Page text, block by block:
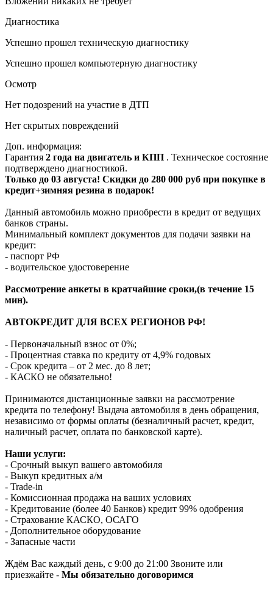
Диагностика
Успешно прошел техническую диагностику
Успешно прошел компьютерную диагностику
Осмотр
Нет подозрений на участие в ДТП
Нет скрытых повреждений
Доп. информация:
Гарантия 2 года на двигатель и КПП . Техническое состояние
подтверждено диагностикой.
Только до 03 августа! Скидки до 280 000 руб при покупке в
кредит+зимняя резина в подарок!
Данный автомобиль можно приобрести в кредит от ведущих
банков страны.
Минимальный комплект документов для подачи заявки на
кредит:
- паспорт РФ
- водительское удостоверение
Рассмотрение анкеты в кратчайшие сроки,(в течение 15
мин).
АВТОКРЕДИТ ДЛЯ ВСЕХ РЕГИОНОВ РФ!
- Первоначальный взнос от 0%;
- Процентная ставка по кредиту от 4,9% годовых
- Срок кредита – от 2 мес. до 8 лет;
- КАСКО не обязательно!
Принимаются дистанционные заявки на рассмотрение
кредита по телефону! Выдача автомобиля в день обращения,
независимо от формы оплаты (безналичный расчет, кредит,
наличный расчет, оплата по банковской карте).
Наши услуги:
- Срочный выкуп вашего автомобиля
- Выкуп кредитных а/м
- Trade-in
- Комиссионная продажа на ваших условиях
- Кредитование (более 40 Банков) кредит 99% одобрения
- Страхование КАСКО, ОСАГО
- Дополнительное оборудование
- Запасные части
Ждём Вас каждый день, с 9:00 до 21:00 Звоните или
приезжайте - Мы обязательно договоримся